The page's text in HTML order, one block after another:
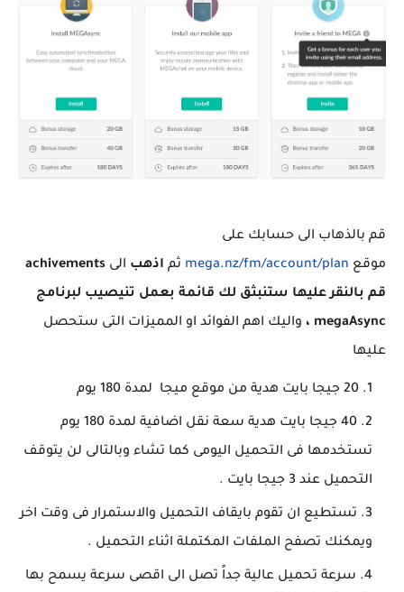
قم بالذهاب الى حسابك على
موقع mega.nz/fm/account/plan ثم اذهب الى achivements
قم بالنقر عليها ستنبثق لك قائمة بعمل تنيصيب لبرنامج
megaAsync ،
واليك اهم الفوائد او المميزات التى ستحصل
عليها
20 جيجا بايت هدية من موقع ميجا لمدة 180 يوم
40 جيجا بايت هدية سعة نقل اضافية لمدة 180 يوم
تستخدمها فى التحميل اليومى كما تشاء وبالتالى لن يتوقف
التحميل عند 3 جيجا بايت .
تستطيع ان تقوم بايقاف التحميل والاستمرار فى وقت اخر
ويمكنك تصفح الملفات المكتملة اثناء التحميل .
سرعة تحميل عالية جداً تصل الى اقصى سرعة يسمح بها